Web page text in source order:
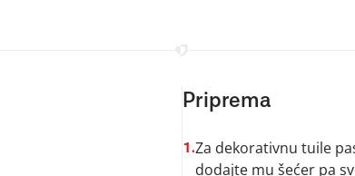
Priprema
1.Za dekorativnu tuile
dodajte mu šećer pa